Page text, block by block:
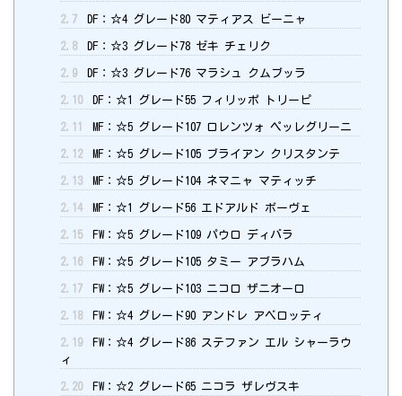
2.7 DF：☆4 グレード80 マティアス ビーニャ
2.8 DF：☆3 グレード78 ゼキ チェリク
2.9 DF：☆3 グレード76 マラシュ クムブッラ
2.10 DF：☆1 グレード55 フィリッポ トリーピ
2.11 MF：☆5 グレード107 ロレンツォ ペッレグリーニ
2.12 MF：☆5 グレード105 ブライアン クリスタンテ
2.13 MF：☆5 グレード104 ネマニャ マティッチ
2.14 MF：☆1 グレード56 エドアルド ボーヴェ
2.15 FW：☆5 グレード109 パウロ ディバラ
2.16 FW：☆5 グレード105 タミー アブラハム
2.17 FW：☆5 グレード103 ニコロ ザニオーロ
2.18 FW：☆4 グレード90 アンドレ アベロッティ
2.19
FW：☆4 グレード86 ステファン エル シャーラウ
ィ
2.20 FW：☆2 グレード65 ニコラ ザレヴスキ